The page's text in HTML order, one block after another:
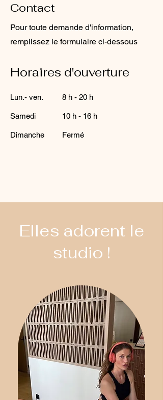
Contact
Pour toute demande d'information,
remplissez le formulaire ci-dessous
Horaires d'ouverture
Lun.- ven. 8 h - 20 h
Samedi ​10 h - 16 h
​Dimanche Fermé
Elles adorent le
studio !